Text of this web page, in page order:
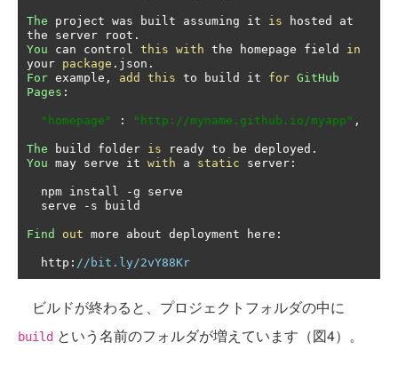
The project was built assuming it is hosted at
the server root .
You can control this with the homepage field in
your package . json .
For example , add this to build it for GitHub
Pages :
"homepage" : "http://myname.github.io/myapp" ,
The build folder is ready to be deployed .
You may serve it with a static server :
  npm install
-g serve
  serve
- s build
Find out more about deployment here :
  http
: //bit.ly/2vY88Kr
ビルドが終わると、プロジェクトフォルダの中に
build という名前のフォルダが増えています（図4）。